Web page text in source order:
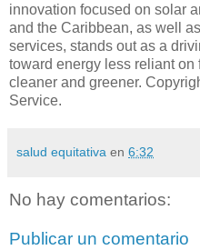
innovation focused on solar
and the Caribbean, as well
services, stands out as a
toward energy less reliant
cleaner and greener.
Service.
salud equitativa en 6:32
No hay comentarios:
Publicar un comentario